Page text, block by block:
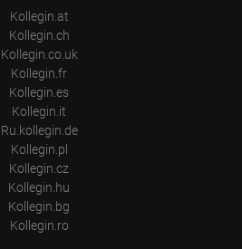
Kollegin.at
Kollegin.ch
Kollegin.co.uk
Kollegin.fr
Kollegin.es
Kollegin.it
Ru.kollegin.de
Kollegin.pl
Kollegin.cz
Kollegin.hu
Kollegin.bg
Kollegin.ro